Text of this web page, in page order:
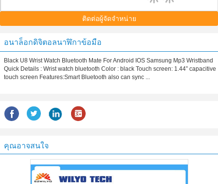
ติดต่อผู้จัดจำหน่าย
อนาล็อกดิจิตอลนาฬิกาข้อมือ
Black U8 Wrist Watch Bluetooth Mate For Android IOS Samsung Mp3 Wristband
Quick Details : Wrist watch bluetooth Color : black Touch screen: 1.44” capacitive
touch screen Features:Smart Bluetooth also can sync ...
คุณอาจสนใจ